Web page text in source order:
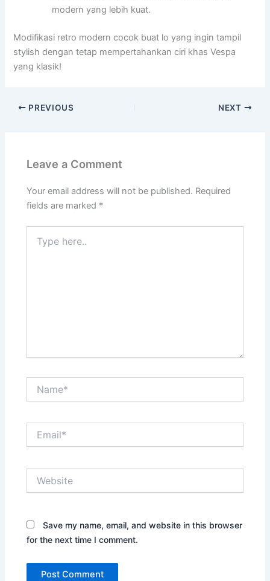
modern yang lebih kuat.
Modifikasi retro modern cocok buat lo yang ingin tampil
stylish dengan tetap mempertahankan ciri khas Vespa
yang klasik!
PREVIOUS NEXT
Leave a Comment
Your email address will not be published. Required
fields are marked *
here..
Save my name, email, and website in this browser
for the next time I comment.